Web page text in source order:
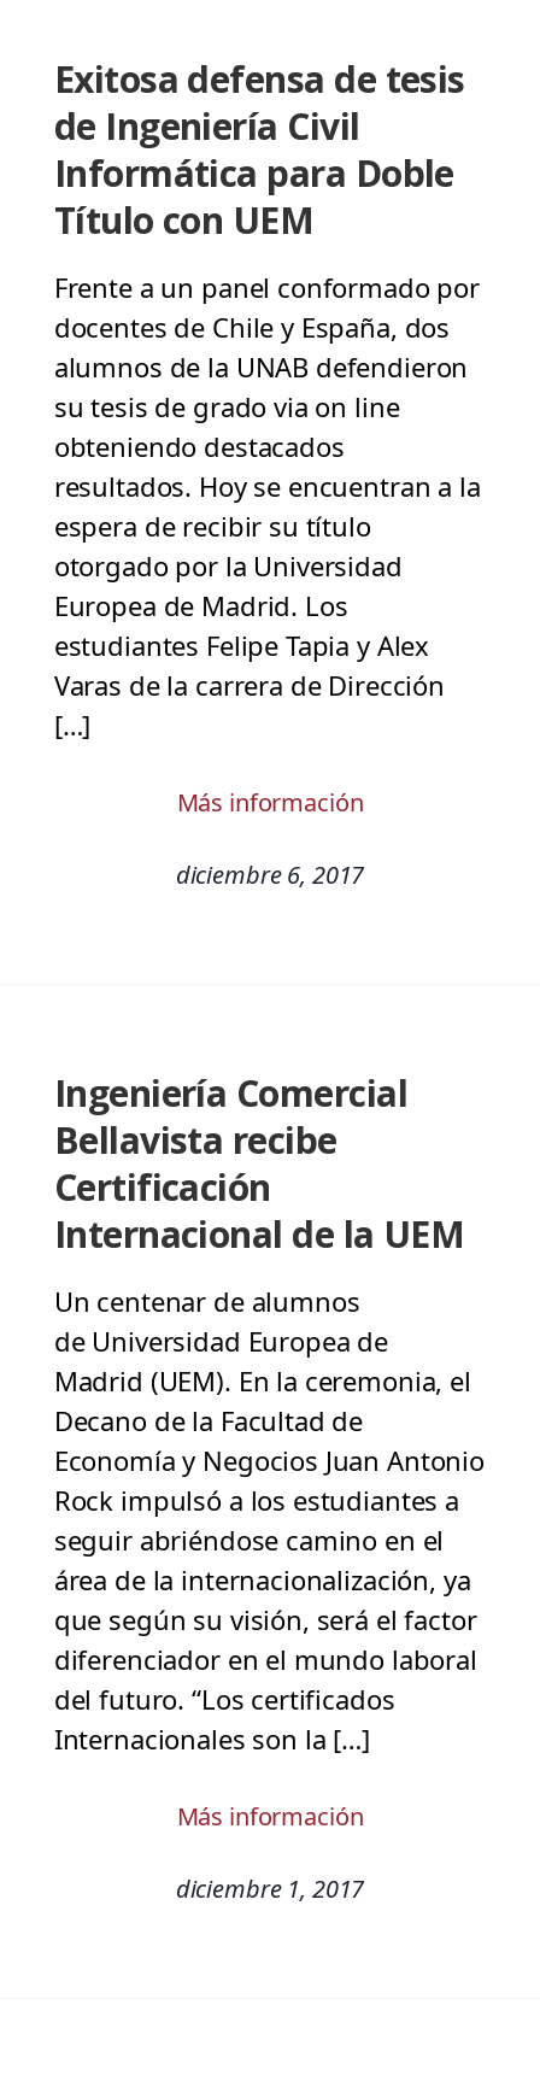
Exitosa defensa de tesis
de Ingeniería Civil
Informática para Doble
Título con UEM
Frente a un panel conformado por
docentes de Chile y España, dos
alumnos de la UNAB defendieron
su tesis de grado via on line
obteniendo destacados
resultados. Hoy se encuentran a la
espera de recibir su título
otorgado por la Universidad
Europea de Madrid. Los
estudiantes Felipe Tapia y Alex
Varas de la carrera de Dirección
[…]
Más información
diciembre 6, 2017
Ingeniería Comercial
Bellavista recibe
Certificación
Internacional de la UEM
Un centenar de alumnos
de Universidad Europea de
Madrid (UEM). En la ceremonia, el
Decano de la Facultad de
Economía y Negocios Juan Antonio
Rock impulsó a los estudiantes a
seguir abriéndose camino en el
área de la internacionalización, ya
que según su visión, será el factor
diferenciador en el mundo laboral
del futuro. “Los certificados
Internacionales son la […]
Más información
diciembre 1, 2017